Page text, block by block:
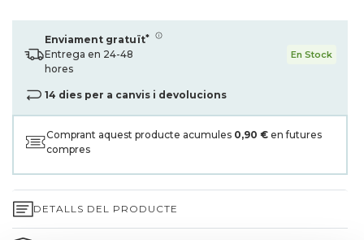
Enviament gratuït*
Entrega en 24-48
hores
En Stock
14 dies per a canvis i devolucions
Comprant aquest producte acumules 0,90 € en futures
compres
DETALLS DEL PRODUCTE